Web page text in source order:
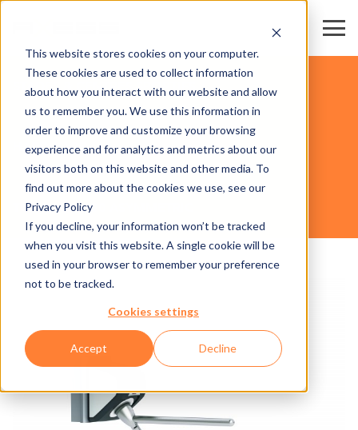
This website stores cookies on your computer.
These cookies are used to collect information
about how you interact with our website and allow
us to remember you. We use this information in
order to improve and customize your browsing
experience and for analytics and metrics about our
visitors both on this website and other media. To
find out more about the cookies we use, see our
Privacy Policy
If you decline, your information won’t be tracked
when you visit this website. A single cookie will be
used in your browser to remember your preference
not to be tracked.
Cookies settings
Accept Decline
TURNSTILE 600 ASYMMETRIC
HARDWARE
STADES & CENTRES SPORTIFS